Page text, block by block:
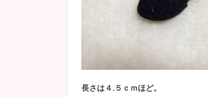
長さは４.５ｃｍほど。